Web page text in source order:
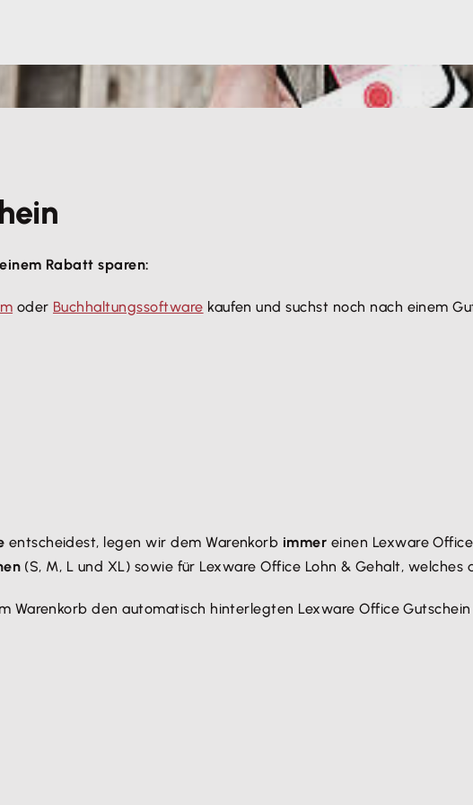
Rabatt sparen:
oder Buchhaltungssoftware kaufen und suchst noch nach einem
entscheidest, legen wir dem Warenkorb immer einen Lexware
(S, M, L und XL) sowie für Lexware Office Lohn & Gehalt, welches
Warenkorb den automatisch hinterlegten Lexware Office